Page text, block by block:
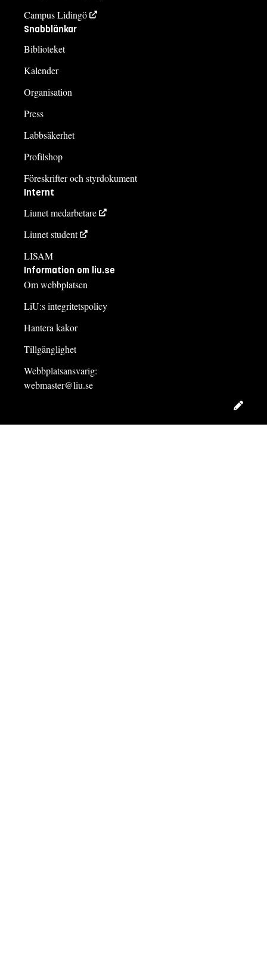
Campus Lidingö
Snabblänkar
Biblioteket
Kalender
Organisation
Press
Labbsäkerhet
Profilshop
Föreskrifter och styrdokument
Internt
Liunet medarbetare
Liunet student
LISAM
Information om liu.se
Om webbplatsen
LiU:s integritetspolicy
Hantera kakor
Tillgänglighet
Webbplatsansvarig:
webmaster@liu.se